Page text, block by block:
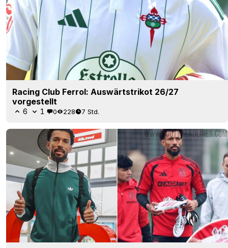
Racing Club Ferrol: Auswärtstrikot 26/27
vorgestellt
6 1 0 228 7 Std.